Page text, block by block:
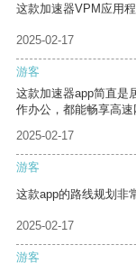
这款加速器VPM应用
2025-02-17
游客
这款加速器app简直是
作办公，都能畅享高速
2025-02-17
游客
这款app的路线规划非
2025-02-17
游客